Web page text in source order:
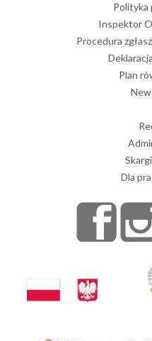
Polityka
Inspektor
Procedura
Plan
Dla